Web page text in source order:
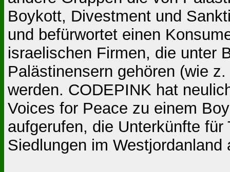
Boykott, Divestment und
und befürwortet einen
israelischen Firmen, die unter
Palästinensern gehören (wie
werden. CODEPINK hat
Voices for Peace zu einem
aufgerufen, die Unterkünfte
Siedlungen im Westjordanland